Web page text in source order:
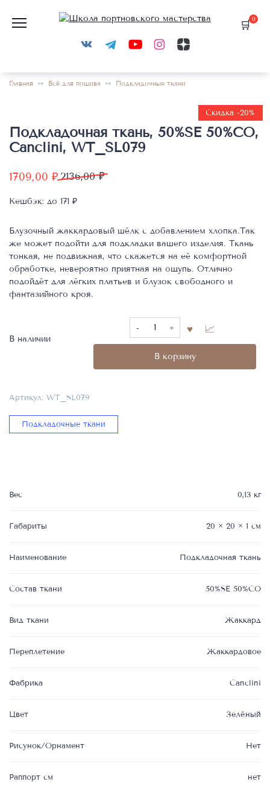
содержанию
0
Главная Всё для пошива Подкладочные ткани
Скидка -20%
Подкладочная ткань, 50%SE 50%CO,
Canclini, WT_SL079
2136,00₽
Первоначальная
2136,00 ₽.
1709,00 ₽
Текущая
Кешбэк: до 171 ₽
Блузочный жаккардовый шёлк с добавлением хлопка.Так
же может подойти для подкладки вашего изделия. Ткань
тонкая, не подвижная, что скажется на её комфортной
обработке, невероятно приятная на ощупь. Отлично
подойдёт для лёгких платьев и блузок свободного и
фантазийного кроя.
В наличии
Количество
товара
В корзину
Артикул: WT_SL079
Подкладочные ткани
Вес 0,13 кг
Габариты 20 × 20 × 1 см
Наименование Подкладочная ткань
Состав ткани 50%SE 50%CO
Вид ткани Жаккард
Переплетение Жаккардовое
Фабрика Canclini
Цвет Зелёный
Рисунок/Орнамент Нет
Раппорт см нет